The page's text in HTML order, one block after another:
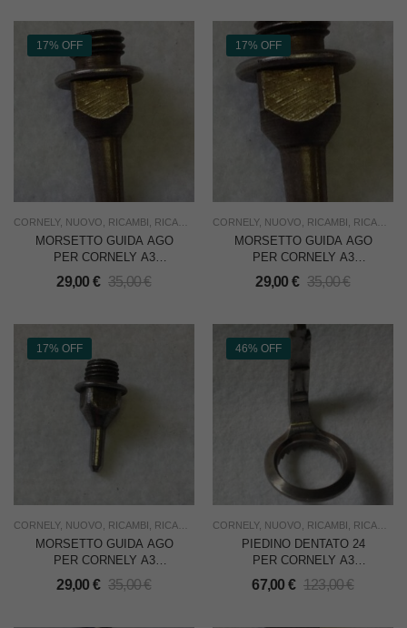
17% OFF
CORNELY, NUOVO RICAMBI RICAMO USO INDUSTRIA
MORSETTO GUIDA AGO
PER CORNELY A3
RICAMATRICE
29,00 € 35,00€
17% OFF
CORNELY, NUOVO RICAMBI RICAMO
MORSETTO GUIDA AGO
PER CORNELY A3
RICAMATRICE
29,00 € 35,00€
17% OFF
CORNELY, NUOVO RICAMBI RICAMO USO INDUSTRIA
MORSETTO GUIDA AGO
PER CORNELY A3
RICAMATRICE
29,00 € 35,00€
46% OFF
CORNELY, NUOVO RICAMBI RICAMO
PIEDINO DENTATO 24
PER CORNELY A3
RICAMATRICE,
DIAMETRO ESTERNO
67,00 € 123,00€